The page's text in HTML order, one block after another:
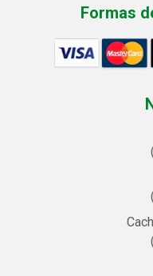
Formas